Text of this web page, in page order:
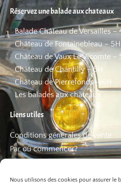
Nous utilisons des cookies pour assurer
Réservez une balade aux chateaux
Balade Château de Versailles –
Château de Fontainebleau – 5H
Château de Vaux Le Vicomte –
Château de Chantilly – 5H
Château de Pierrefonds – 6H
Les balades aux châteaux
Liens utiles
Conditions générales de vente
Par où commencer?
Les bons plans